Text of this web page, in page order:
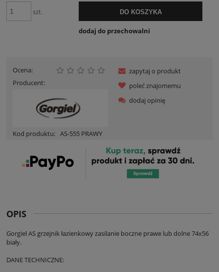
szt. DO KOSZYKA
dodaj do przechowalni
Ocena:
Producent:
Kod produktu: AS-555 PRAWY
zapytaj o produkt
poleć znajomemu
dodaj opinię
OPIS
Gorgiel AS grzejnik łazienkowy zasilanie boczne prawe lub dolne 74x56
biały.
DANE TECHNICZNE: